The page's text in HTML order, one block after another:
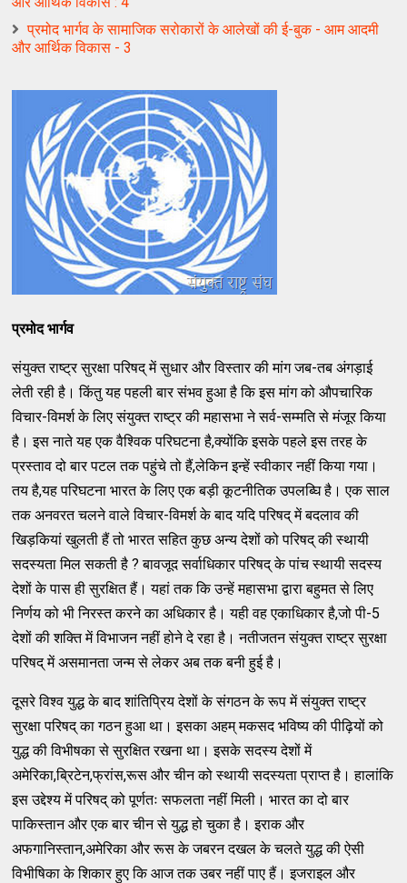
प्रमोद भार्गव के सामाजिक सरोकारों के आलेखों की ई-बुक - आम आदमी
और आर्थिक विकास - 3
प्रमोद भार्गव
संयुक्त राष्ट्र सुरक्षा परिषद् में सुधार और विस्तार की मांग जब-तब अंगड़ाई
लेती रही है। किंतु यह पहली बार संभव हुआ है कि इस मांग को औपचारिक
विचार-विमर्श के लिए संयुक्त राष्ट्र की महासभा ने सर्व-सम्मति से मंजूर किया
है। इस नाते यह एक वैश्विक परिघटना है,क्योंकि इसके पहले इस तरह के
प्रस्ताव दो बार पटल तक पहुंचे तो हैं,लेकिन इन्हें स्वीकार नहीं किया गया।
तय है,यह परिघटना भारत के लिए एक बड़ी कूटनीतिक उपलब्घि है। एक साल
तक अनवरत चलने वाले विचार-विमर्श के बाद यदि परिषद् में बदलाव की
खिड़कियां खुलती हैं तो भारत सहित कुछ अन्य देशों को परिषद् की स्थायी
सदस्यता मिल सकती है ? बावजूद सर्वाधिकार परिषद् के पांच स्थायी सदस्य
देशों के पास ही सुरक्षित हैं। यहां तक कि उन्हें महासभा द्वारा बहुमत से लिए
निर्णय को भी निरस्त करने का अधिकार है। यही वह एकाधिकार है,जो पी-5
देशों की शक्ति में विभाजन नहीं होने दे रहा है। नतीजतन संयुक्त राष्ट्र सुरक्षा
परिषद् में असमानता जन्म से लेकर अब तक बनी हुई है।
दूसरे विश्व युद्ध के बाद शांतिप्रिय देशों के संगठन के रूप में संयुक्त राष्ट्र
सुरक्षा परिषद् का गठन हुआ था। इसका अहम् मकसद भविष्य की पीढ़ियों को
युद्ध की विभीषका से सुरक्षित रखना था। इसके सदस्य देशों में
अमेरिका,ब्रिटेन,फ्रांस,रूस और चीन को स्थायी सदस्यता प्राप्त है। हालांकि
इस उद्देश्य में परिषद् को पूर्णतः सफलता नहीं मिली। भारत का दो बार
पाकिस्तान और एक बार चीन से युद्ध हो चुका है। इराक और
अफगानिस्तान,अमेरिका और रूस के जबरन दखल के चलते युद्ध की ऐसी
विभीषिका के शिकार हुए कि आज तक उबर नहीं पाए हैं। इजराइल और